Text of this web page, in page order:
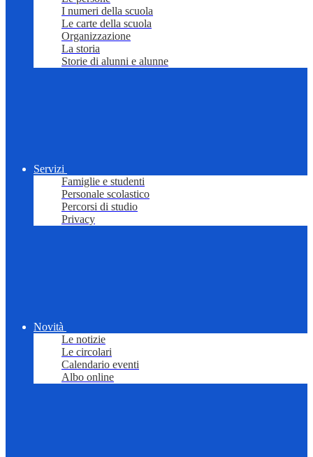
I numeri della scuola
Le carte della scuola
Organizzazione
La storia
Storie di alunni e alunne
Servizi
Famiglie e studenti
Personale scolastico
Percorsi di studio
Privacy
Novità
Le notizie
Le circolari
Calendario eventi
Albo online